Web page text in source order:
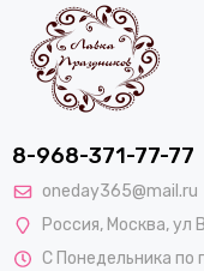
8-968-371-77-77
oneday365@mail.ru
Россия, Москва,ул
С Понедельника по